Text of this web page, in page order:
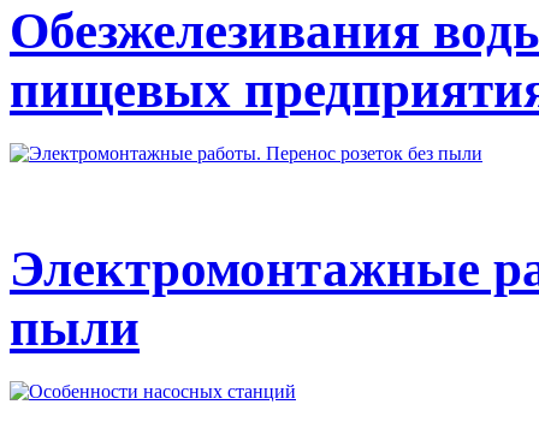
Обезжелезивания
пищевых
Электромонтажные
пыли